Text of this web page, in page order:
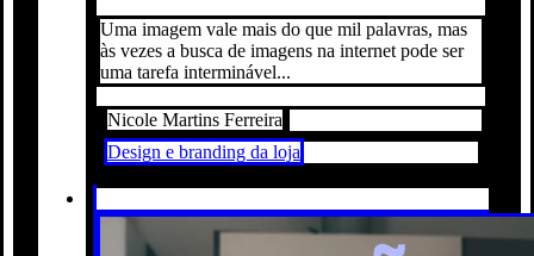
Uma imagem vale mais do que mil palavras, mas
às vezes a busca de imagens na internet pode ser
uma tarefa interminável...
Nicole Martins Ferreira
Design e branding da loja